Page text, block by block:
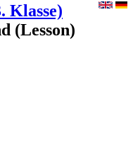
Klasse)
(Lesson)